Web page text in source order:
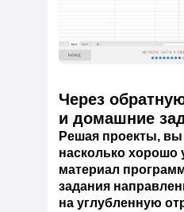
Через
и домашние
Решая проекты,
насколько хорошо
материал
задания
на углубленную